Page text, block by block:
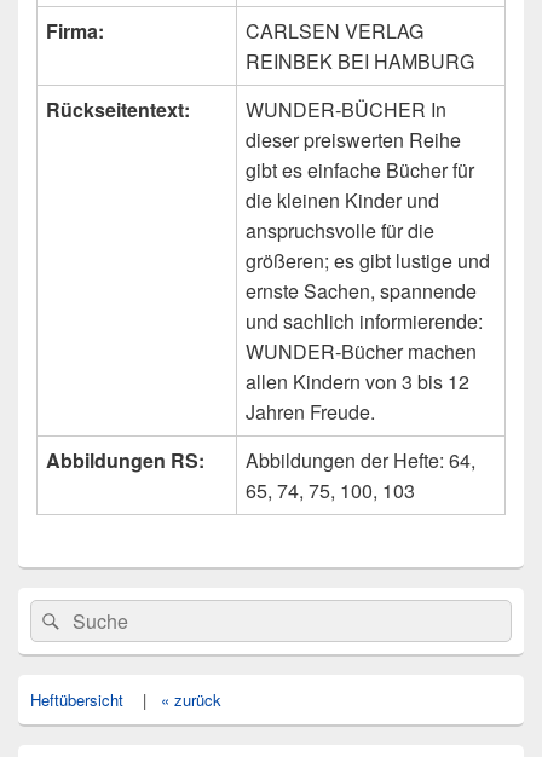
Firma:
CARLSEN VERLAG
REINBEK BEI HAMBURG
Rückseitentext:
WUNDER-BÜCHER In
dieser preiswerten Reihe
gibt es einfache Bücher für
die kleinen Kinder und
anspruchsvolle für die
größeren; es gibt lustige und
ernste Sachen, spannende
und sachlich informierende:
WUNDER-Bücher machen
allen Kindern von 3 bis 12
Jahren Freude.
Abbildungen RS:
Abbildungen der Hefte: 64,
65, 74, 75, 100, 103
Primärer
Seitenleisten
Widget-
Bereich
Search
for:
Suche
Heftübersicht | « zurück